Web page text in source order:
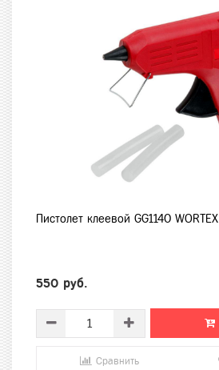
Пистолет клеевой GG1140 WORTEX
550 руб.
Сравнить